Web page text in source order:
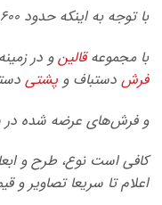
با توجه به اینکه حدود ۶۰۰ نفر بافنده
با مجموعهقالینو در
فرش دستباف و پشتی
و فرش‌های عرضه شده در
کافی است نوع، طرح و
اعلام تا سریعا تصاویر و